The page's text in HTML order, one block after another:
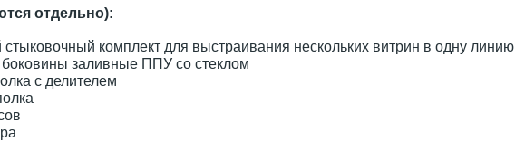
отдельно):
комплект для выстраивания нескольких витрин в одну линию
заливные ППУ со стеклом
с делителем